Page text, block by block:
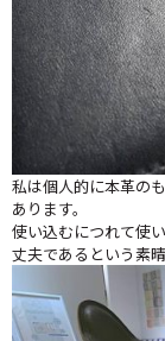
私は個人的に本革の
あります。
使い込むにつれて使
丈夫であるという素